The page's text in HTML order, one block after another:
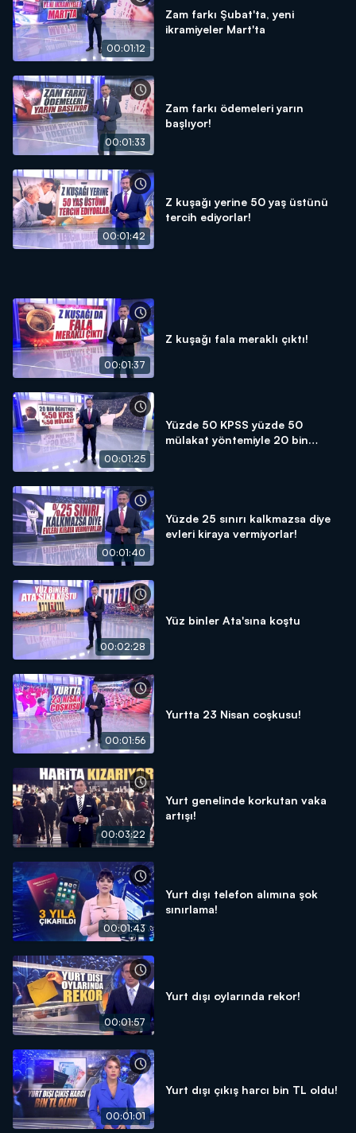
00:01:12
Zam farkı Şubat'ta, yeni
ikramiyeler Mart'ta
00:01:33
Zam farkı ödemeleri yarın
başlıyor!
00:01:42
Z kuşağı yerine 50 yaş üstünü
tercih ediyorlar!
00:01:37
Z kuşağı fala meraklı çıktı!
00:01:25
Yüzde 50 KPSS yüzde 50
mülakat yöntemiyle 20 bin
00:01:40
Yüzde 25 sınırı kalkmazsa diye
evleri kiraya vermiyorlar!
00:02:28
Yüz binler Ata'sına koştu
00:01:56
Yurtta 23 Nisan coşkusu!
00:03:22
Yurt genelinde korkutan vaka
artışı!
00:01:43
Yurt dışı telefon alımına şok
sınırlama!
00:01:57
Yurt dışı oylarında rekor!
00:01:01
Yurt dışı çıkış harcı bin TL oldu!